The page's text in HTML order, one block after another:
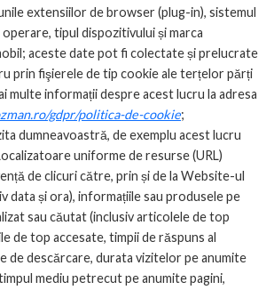
extensiilor de browser (plug-in), sistemul
tipul dispozitivului și marca
aceste date pot fi colectate și prelucrate
prin fişierele de tip cookie ale terțelor părți
multe informații despre acest lucru la adresa
gdpr/politica-de-cookie;
dumneavoastră, de exemplu acest lucru
uniforme de resurse (URL)
de clicuri către, prin și de la Website-ul
data și ora), informațiile sau produsele pe
sau căutat (inclusiv articolele de top
de top accesate, timpii de răspuns al
de descărcare, durata vizitelor pe anumite
mediu petrecut pe anumite pagini,